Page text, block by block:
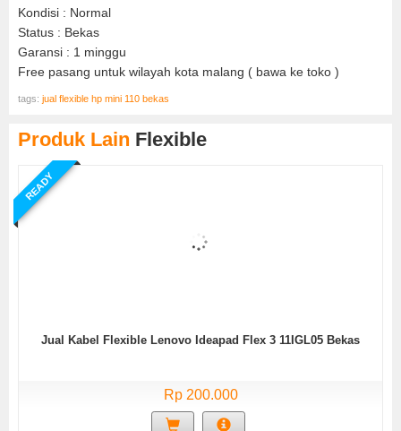
Kondisi : Normal
Status : Bekas
Garansi : 1 minggu
Free pasang untuk wilayah kota malang ( bawa ke toko )
tags: jual flexible hp mini 110 bekas
Produk Lain Flexible
READY
Jual Kabel Flexible Lenovo Ideapad Flex 3 11IGL05 Bekas
Rp 200.000